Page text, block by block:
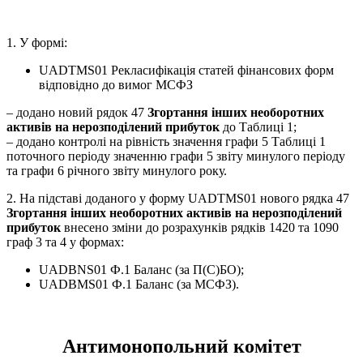
1. У формі:
UADTMS01 Рекласифікація статей фінансових форм
відповідно до вимог МСФЗ
– додано новий рядок 47 Згортання інших необоротних
активів на нерозподілений прибуток до Таблиці 1;
– додано контролі на рівність значення графи 5 Таблиці 1
поточного періоду значенню графи 5 звіту минулого періоду
та графи 6 річного звіту минулого року.
2. На підставі доданого у форму UADTMS01 нового рядка 47
Згортання інших необоротних активів на нерозподілений
прибуток внесено зміни до розрахунків рядків 1420 та 1090
граф 3 та 4 у формах:
UADBNS01 Ф.1 Баланс (за П(С)БО);
UADBMS01 Ф.1 Баланс (за МСФЗ).
Антимонопольний комітет